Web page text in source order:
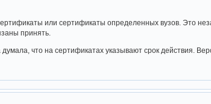
или сертификаты определенных вузов. Это
принять.
что на сертификатах указывают срок действия.